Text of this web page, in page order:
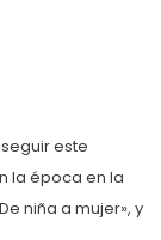
este
la época en la
niña a mujer», y